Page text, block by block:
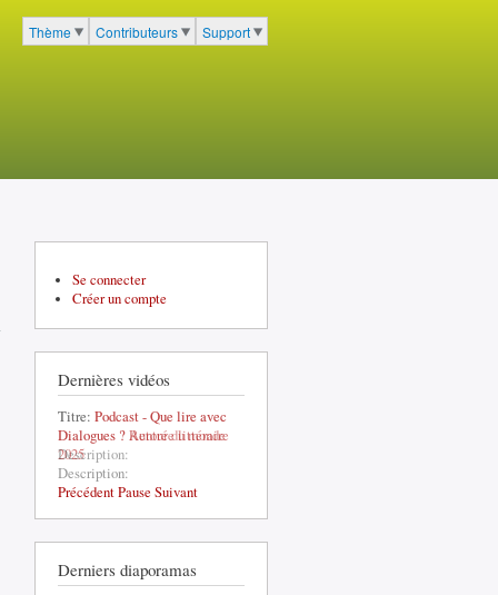
Menu du portail à 3 entrées
Thème Contributeurs Support
Se connecter
Créer un compte
Dernières vidéos
Titre: Podcast - Que lire avec
Dialogues ? Autour du monde
Description:
PrécédentPause Suivant
Derniers diaporamas